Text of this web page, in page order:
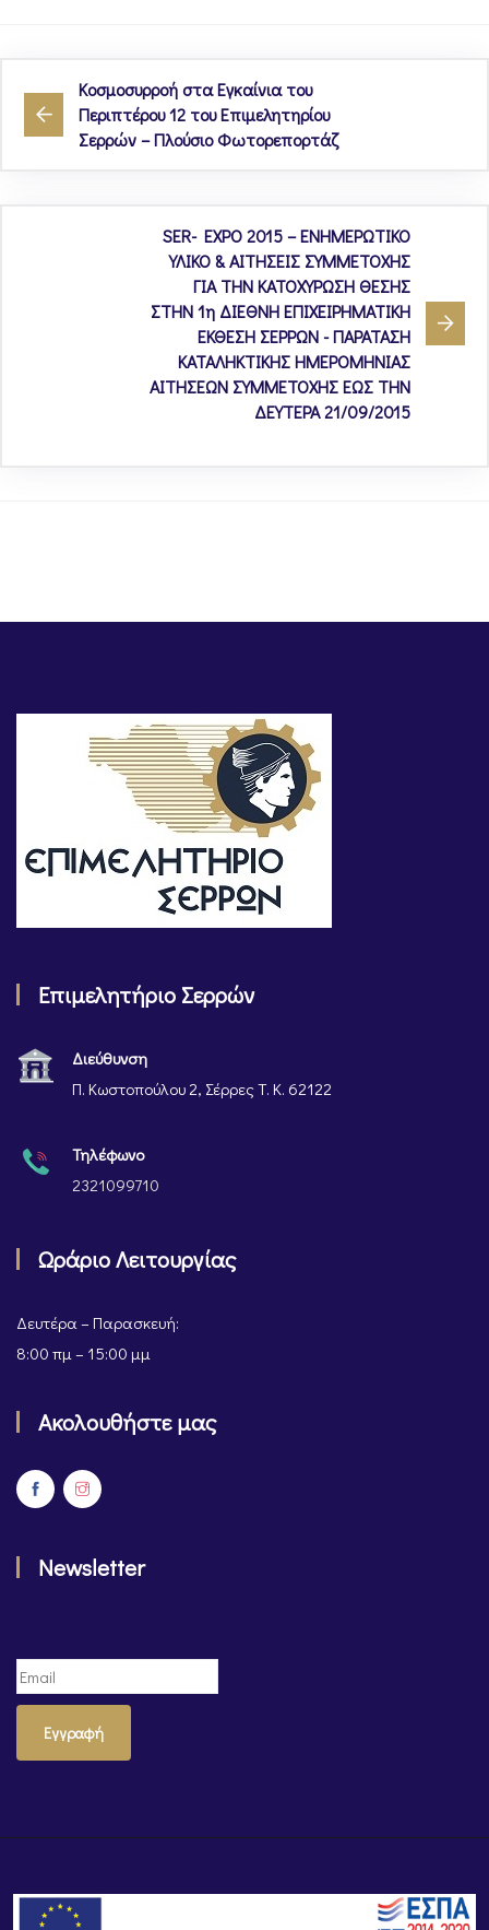
Κοσμοσυρροή στα Εγκαίνια του
Περιπτέρου 12 του Επιμελητηρίου
Σερρών – Πλούσιο Φωτορεπορτάζ
SER- EXPO 2015 – ΕΝΗΜΕΡΩΤΙΚΟ
ΥΛΙΚΟ & ΑΙΤΗΣΕΙΣ ΣΥΜΜΕΤΟΧΗΣ
ΓΙΑ ΤΗΝ ΚΑΤΟΧΥΡΩΣΗ ΘΕΣΗΣ
ΣΤΗΝ 1η ΔΙΕΘΝΗ ΕΠΙΧΕΙΡΗΜΑΤΙΚΗ
ΕΚΘΕΣΗ ΣΕΡΡΩΝ - ΠΑΡΑΤΑΣΗ
ΚΑΤΑΛΗΚΤΙΚΗΣ ΗΜΕΡΟΜΗΝΙΑΣ
ΑΙΤΗΣΕΩΝ ΣΥΜΜΕΤΟΧΗΣ ΕΩΣ ΤΗΝ
ΔΕΥΤΕΡΑ 21/09/2015
Επιμελητήριο Σερρών
Διεύθυνση
Π. Κωστοπούλου 2, Σέρρες Τ. Κ. 62122
Τηλέφωνο
2321099710
Ωράριο Λειτουργίας
Δευτέρα – Παρασκευή:
8:00 πμ – 15:00 μμ
Ακολουθήστε μας
Newsletter
Εγγραφή